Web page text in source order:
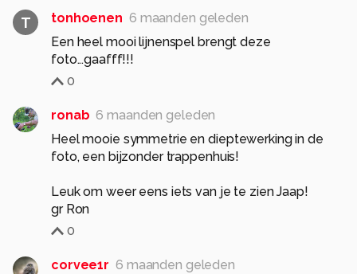
T tonhoenen 6 maanden geleden
Een heel mooi lijnenspel brengt deze
foto...gaafff!!!
0
ronab 6 maanden geleden
Heel mooie symmetrie en dieptewerking in de
foto, een bijzonder trappenhuis!
Leuk om weer eens iets van je te zien Jaap!
gr Ron
0
corvee1r 6 maanden geleden